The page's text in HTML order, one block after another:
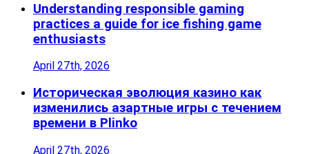
Understanding responsible gaming
practices a guide for ice fishing game
enthusiasts
April 27th, 2026
Историческая эволюция казино как
изменились азартные игры с течением
времени в Plinko
April 27th, 2026